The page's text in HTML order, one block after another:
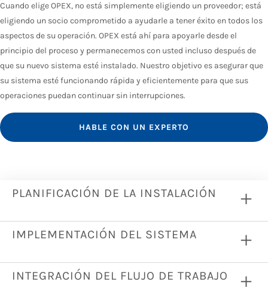
Cuando elige OPEX, no está simplemente eligiendo un proveedor; está
eligiendo un socio comprometido a ayudarle a tener éxito en todos los
aspectos de su operación. OPEX está ahí para apoyarle desde el
principio del proceso y permanecemos con usted incluso después de
que su nuevo sistema esté instalado. Nuestro objetivo es asegurar que
su sistema esté funcionando rápida y eficientemente para que sus
operaciones puedan continuar sin interrupciones.
HABLE CON UN EXPERTO
PLANIFICACIÓN DE LA INSTALACIÓN
IMPLEMENTACIÓN DEL SISTEMA
INTEGRACIÓN DEL FLUJO DE TRABAJO